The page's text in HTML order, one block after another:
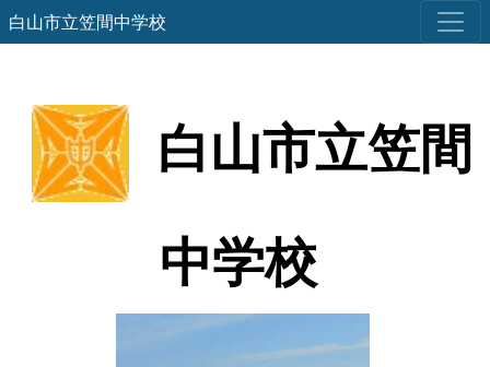
白山市立笠間中学校
白山市立笠間
中学校